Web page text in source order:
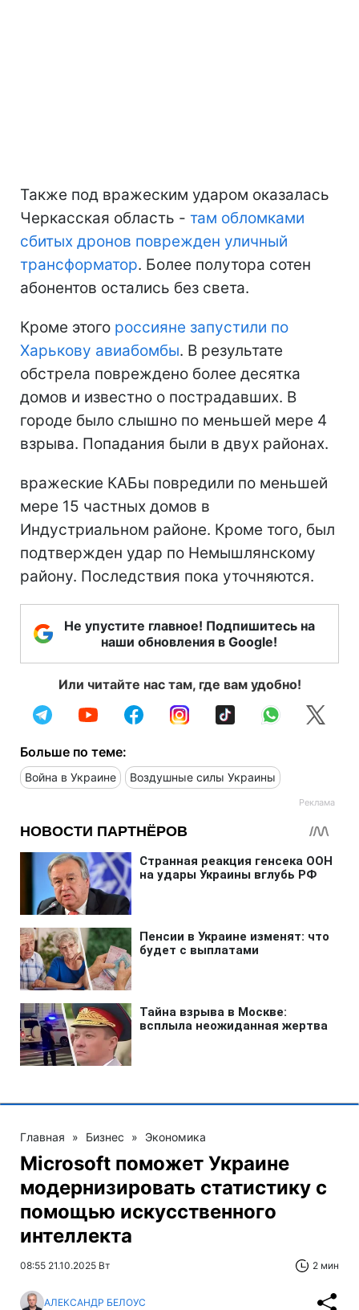
Также под вражеским ударом оказалась
Черкасская область - там обломками
сбитых дронов поврежден уличный
трансформатор. Более полутора сотен
абонентов остались без света.
Кроме этого россияне запустили по
Харькову авиабомбы. В результате
обстрела повреждено более десятка
домов и известно о пострадавших. В
городе было слышно по меньшей мере 4
взрыва. Попадания были в двух районах.
вражеские КАБы повредили по меньшей
мере 15 частных домов в
Индустриальном районе. Кроме того, был
подтвержден удар по Немышлянскому
району. Последствия пока уточняются.
Не упустите главное! Подпишитесь на
наши обновления в Google!
Или читайте нас там, где вам удобно!
Больше по теме:
Война в Украине Воздушные силы Украины
Главная » Бизнес » Экономика
Microsoft поможет Украине
модернизировать статистику с
помощью искусственного
интеллекта
08:55 21.10.2025 Вт 2 мин
АЛЕКСАНДР БЕЛОУС